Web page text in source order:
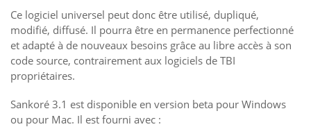
Ce logiciel universel peut donc être utilisé, dupliqué,
modifié, diffusé. Il pourra être en permanence perfectionné
et adapté à de nouveaux besoins grâce au libre accès à son
code source, contrairement aux logiciels de TBI
propriétaires.
Sankoré 3.1 est disponible en version beta pour Windows
ou pour Mac. Il est fourni avec :